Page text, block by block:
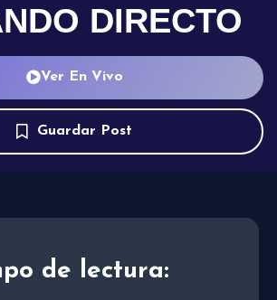
DIRECTO
Ver En Vivo
Guardar Post
de lectura: